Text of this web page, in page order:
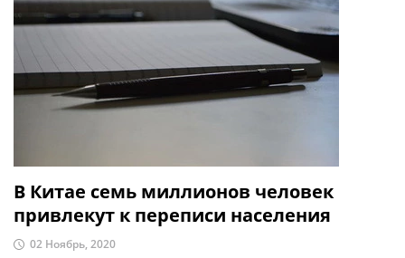
В Китае семь миллионов человек
привлекут к переписи населения
02 Ноябрь, 2020